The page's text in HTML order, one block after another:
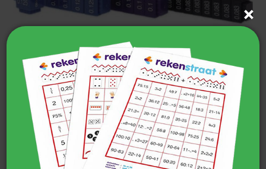
Breukentorens
21,90 incl. BTW
TOEVOEGEN AAN WINKELWAGEN